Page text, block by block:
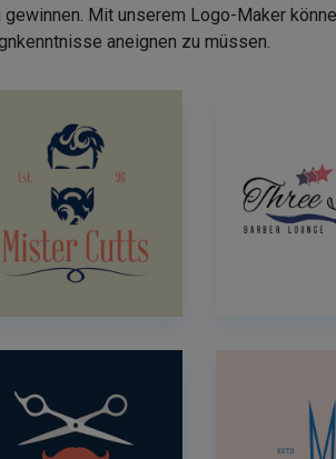
Mit unserem Logo-Maker
aneignen zu müssen.